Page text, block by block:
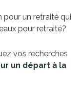
un retraité qui
pour retraité?
vos recherches
un départ à la